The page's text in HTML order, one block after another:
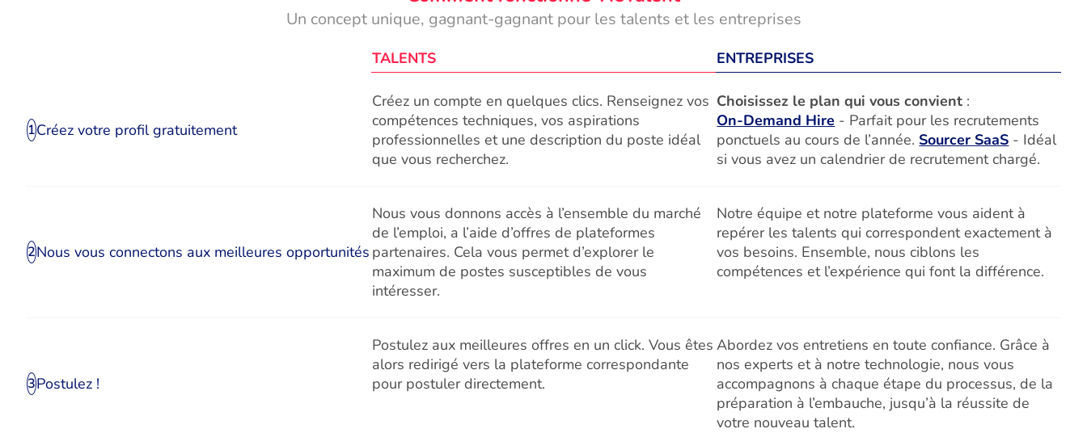
Un concept unique, gagnant-gagnant pour les talents et les entreprises
TALENTS ENTREPRISES
1Créez votre profil gratuitement
Créez un compte en quelques clics. Renseignez vos
compétences techniques, vos aspirations
professionnelles et une description du poste idéal
que vous recherchez.
Choisissez le plan qui vous convient :
On-Demand Hire - Parfait pour les recrutements
ponctuels au cours de l’année. Sourcer SaaS - Idéal
si vous avez un calendrier de recrutement chargé.
2Nous vous connectons aux meilleures opportunités
Nous vous donnons accès à l’ensemble du marché
de l’emploi, a l’aide d’offres de plateformes
partenaires. Cela vous permet d’explorer le
maximum de postes susceptibles de vous
intéresser.
Notre équipe et notre plateforme vous aident à
repérer les talents qui correspondent exactement à
vos besoins. Ensemble, nous ciblons les
compétences et l’expérience qui font la différence.
3Postulez !
Postulez aux meilleures offres en un click. Vous êtes
alors redirigé vers la plateforme correspondante
pour postuler directement.
Abordez vos entretiens en toute confiance. Grâce à
nos experts et à notre technologie, nous vous
accompagnons à chaque étape du processus, de la
préparation à l’embauche, jusqu’à la réussite de
votre nouveau talent.